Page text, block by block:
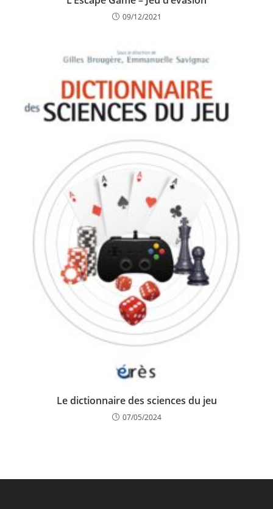
09/12/2021
Le dictionnaire des sciences du jeu
07/05/2024